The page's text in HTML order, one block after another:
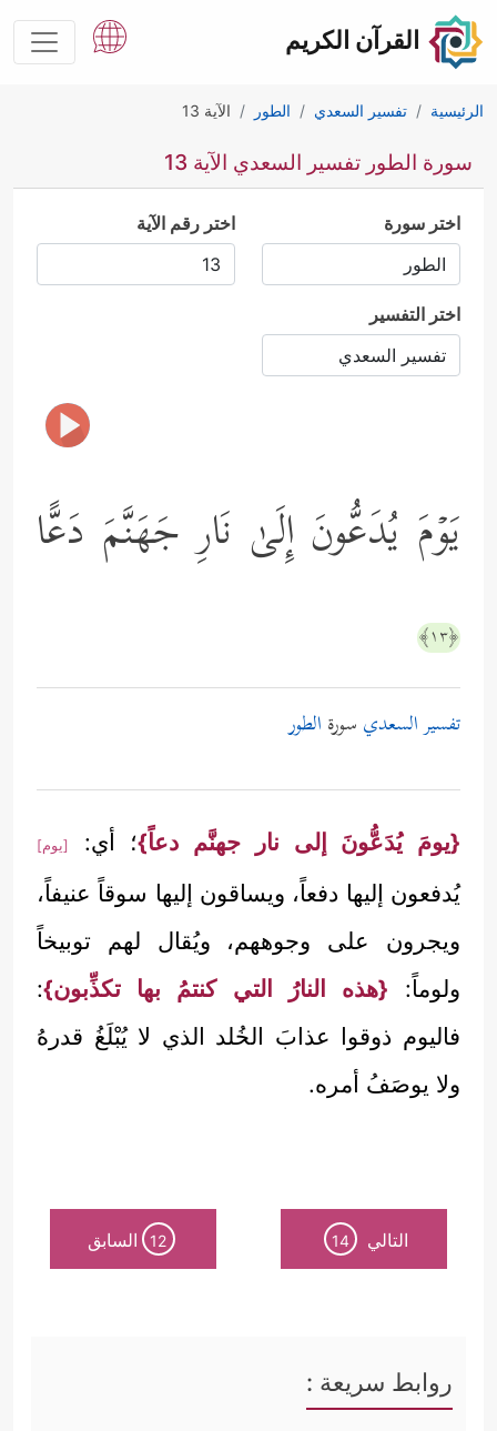
القرآن الكريم
الرئيسية تفسير السعدي الطور الآية 13
سورة الطور تفسير السعدي الآية 13
اختر سورة اختر رقم الآية
اختر التفسير
یَوۡمَ یُدَعُّونَ إِلَىٰ نَارِ جَهَنَّمَ دَعًّا
﴿١٣﴾
تفسير السعدي سورة الطور
{يومَ يُدَعُّونَ إلى نار جهنَّم دعاً}؛ أي: [يوم]
يُدفعون إليها دفعاً، ويساقون إليها سوقاً عنيفاً،
ويجرون على وجوههم، ويُقال لهم توبيخاً
ولوماً: {هذه النارُ التي كنتمُ بها تكذِّبون}:
فاليوم ذوقوا عذابَ الخُلد الذي لا يُبْلَغُ قدرهُ
ولا يوصَفُ أمره.
التالي 14
12 السابق
روابط سريعة :